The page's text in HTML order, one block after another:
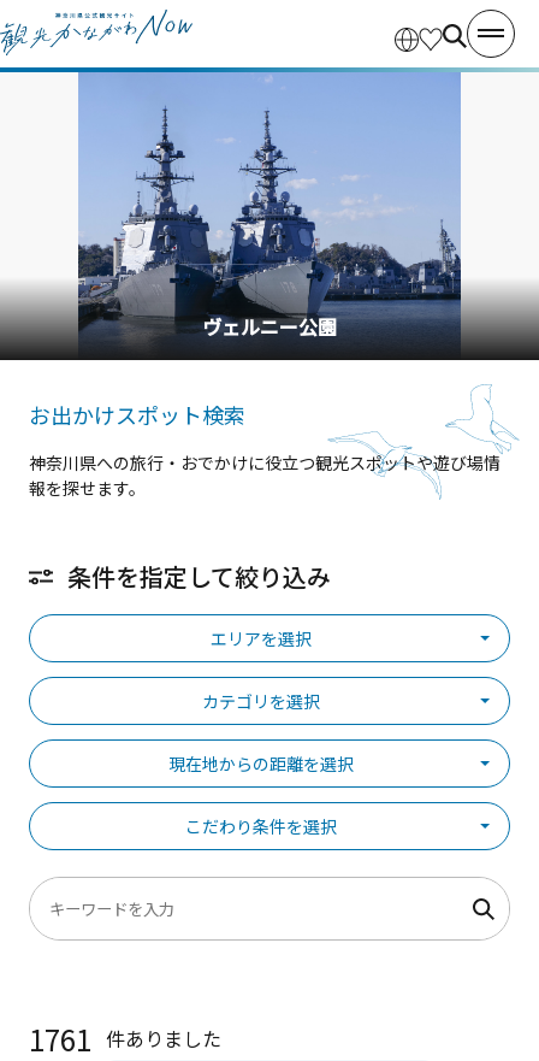
横浜中華街
お出かけスポット検索
神奈川県への旅行・おでかけに役立つ観光スポットや遊び場情
報を探せます。
条件を指定して絞り込み
エリアを選択
カテゴリを選択
現在地からの距離を選択
こだわり条件を選択
1761 件ありました